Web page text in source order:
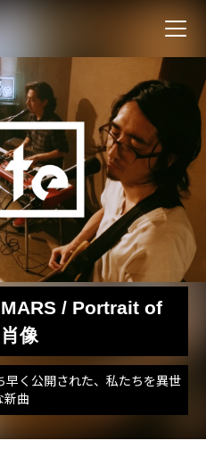
/ Portrait of
像
早く公開された、私たちを異世
新曲